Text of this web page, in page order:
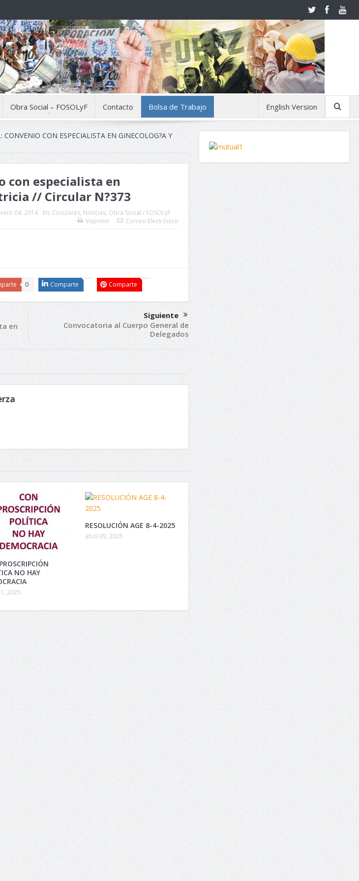
Obra Social – FOSOLyF Contacto Bolsa de Trabajo English Version
CONVENIO CON ESPECIALISTA EN GINECOLOG?A Y
con especialista en
// Circular N?373
04, 2014 En: Circulares, Noticias, Obra Social / FOSOLyF
Imprimir
Correo Electrónico
0 Comparte Comparte
en
Siguiente
Convocatoria al Cuerpo General de
Delegados
NO HAY
2025
RESOLUCIÓN AGE 8-4-2025
abril 09, 2025